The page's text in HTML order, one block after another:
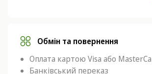
Обмін та повернення
Оплата картою Visa або
Банківський переказ